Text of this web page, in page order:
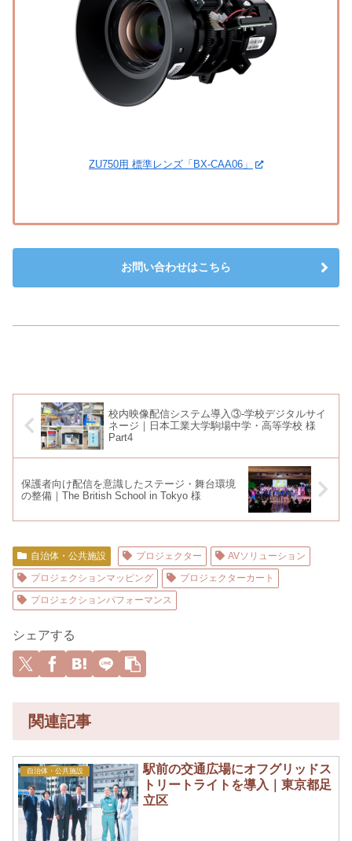
ZU750用 標準レンズ「BX-CAA06」
お問い合わせはこちら
校内映像配信システム導入③-学校デジタルサイ
ネージ｜日本工業大学駒場中学・高等学校 様
Part4
保護者向け配信を意識したステージ・舞台環境
の整備｜The British School in Tokyo 様
自治体・公共施設 プロジェクター
AVソリューション
プロジェクションマッピング
プロジェクターカート
プロジェクションパフォーマンス
シェアする
関連記事
自治体・公共施設
駅前の交通広場にオフグリッドス
トリートライトを導入｜東京都足
立区